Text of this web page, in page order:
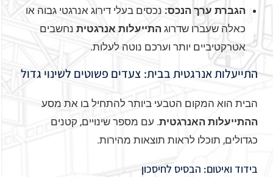
הגברת ערך הנכס: נכסים בעלי דירוג אנרגטי גבוה או
כאלה שעברו שדרוג התייעלות אנרגטית נחשבים
אטרקטיביים יותר וערכם נוטה לעלות.
התייעלות אנרגטית בבית: צעדים פשוטים לשינוי גדול
הבית הוא המקום הטבעי ביותר להתחיל בו את מסע
ההתייעלות האנרגטית. עם מספר שינויים, קטנים
כגדולים, תוכלו לראות תוצאות מהירות.
בידוד ואיטום: הבסיס לחיסכון